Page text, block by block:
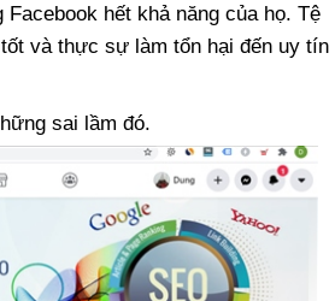
hết khả năng của họ. Tệ
và thực sự làm tổn hại đến uy tín
sai lầm đó.